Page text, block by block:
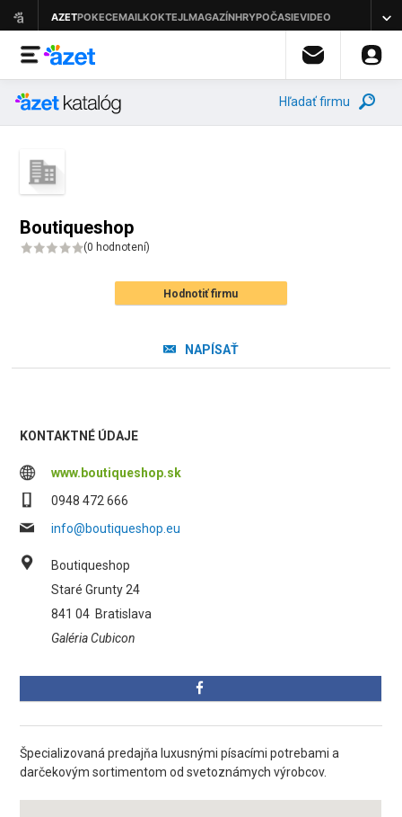
Hľadať firmu
Boutiqueshop
(0 hodnotení)
Hodnotiť firmu
NAPÍSAŤ
KONTAKTNÉ ÚDAJE
www.boutiqueshop.sk
0948 472 666
info@boutiqueshop.eu
Boutiqueshop
Staré Grunty 24
841 04 Bratislava
Galéria Cubicon
Špecializovaná predajňa luxusnými písacími potrebami a
darčekovým sortimentom od svetoznámych výrobcov.